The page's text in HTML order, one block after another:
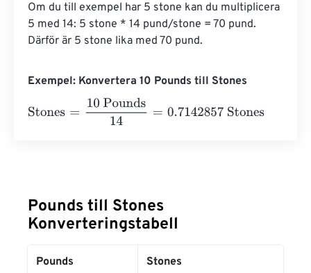
Om du till exempel har 5 stone kan du multiplicera
5 med 14: 5 stone * 14 pund/stone = 70 pund.
Därför är 5 stone lika med 70 pund.
Exempel: Konvertera 10 Pounds till Stones
Stones
10 Pounds14=0.7142857 Stones
Pounds till Stones
Konverteringstabell
Pounds Stones